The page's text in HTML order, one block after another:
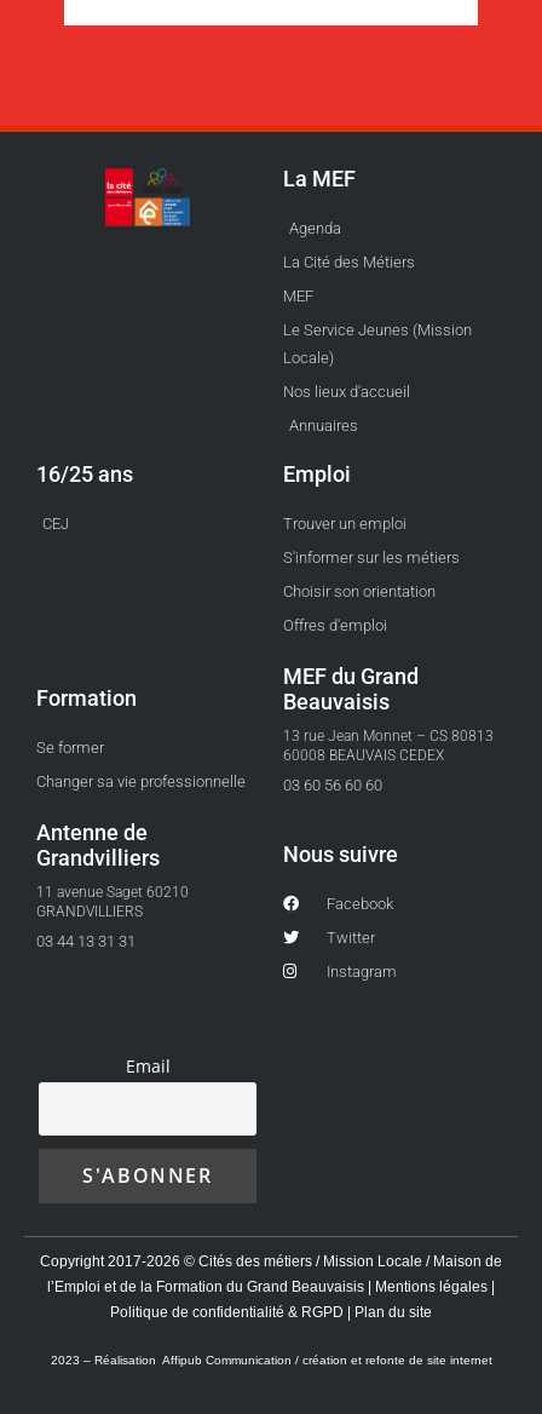
La MEF
Agenda
La Cité des Métiers
MEF
Le Service Jeunes (Mission
Locale)
Nos lieux d'accueil
Annuaires
16/25 ans
CEJ
Emploi
Trouver un emploi
S'informer sur les métiers
Choisir son orientation
Offres d'emploi
Formation
Se former
Changer sa vie professionnelle
MEF du Grand
Beauvaisis
13 rue Jean Monnet – CS 80813
60008 BEAUVAIS CEDEX
03 60 56 60 60
Antenne de
Grandvilliers
11 avenue Saget 60210
GRANDVILLIERS
03 44 13 31 31
Nous suivre
Facebook
Twitter
Instagram
Email
Copyright 2017-2026 © Cités des métiers / Mission Locale / Maison de
l’Emploi et de la Formation du Grand Beauvaisis | Mentions légales |
Politique de confidentialité & RGPD | Plan du site
2023 – Réalisation Affipub Communication / création et refonte de site internet